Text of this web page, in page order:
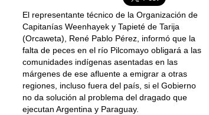
El representante técnico de la Organización de
Capitanías Weenhayek y Tapieté de Tarija
(Orcaweta), René Pablo Pérez, informó que la
falta de peces en el río Pilcomayo obligará a las
comunidades indígenas asentadas en las
márgenes de ese afluente a emigrar a otras
regiones, incluso fuera del país, si el Gobierno
no da solución al problema del dragado que
ejecutan Argentina y Paraguay.